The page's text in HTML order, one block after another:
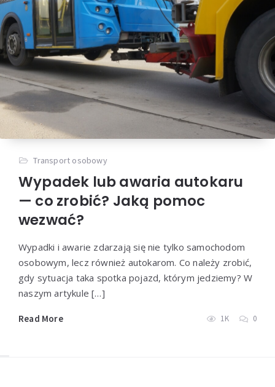
Transport osobowy
Wypadek lub awaria autokaru
— co zrobić? Jaką pomoc
wezwać?
Wypadki i awarie zdarzają się nie tylko samochodom
osobowym, lecz również autokarom. Co należy zrobić,
gdy sytuacja taka spotka pojazd, którym jedziemy? W
naszym artykule […]
Read More 1K 0